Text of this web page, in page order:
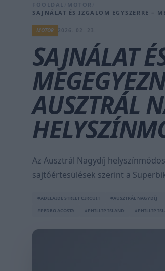
FŐOLDAL MOTOR
SAJNÁLAT ÉS IZGALOM EGYSZERRE –
MOTOR
SAJNÁLAT
AUSZTRÁL
Az Ausztrál Nagydíj
sajtóértesülések szerint a
#ADELAIDE STREET CIRCUIT #AUSZTRÁL NAGYDÍJ
#PEDRO ACOSTA
#PHILLIP ISLAND #PHILLIP